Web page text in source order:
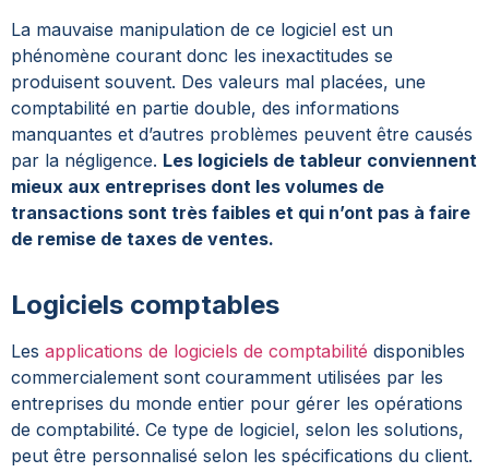
La mauvaise manipulation de ce logiciel est un
phénomène courant donc les inexactitudes se
produisent souvent. Des valeurs mal placées, une
comptabilité en partie double, des informations
manquantes et d’autres problèmes peuvent être causés
par la négligence. Les logiciels de tableur conviennent
mieux aux entreprises dont les volumes de
transactions sont très faibles et qui n’ont pas à faire
de remise de taxes de ventes.
Logiciels comptables
Les applications de logiciels de comptabilité disponibles
commercialement sont couramment utilisées par les
entreprises du monde entier pour gérer les opérations
de comptabilité. Ce type de logiciel, selon les solutions,
peut être personnalisé selon les spécifications du client.